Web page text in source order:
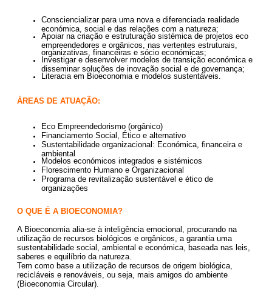
Consciencializar para uma nova e diferenciada realidade
económica, social e das relações com a natureza;
Apoiar na criação e estruturação sistémica de projetos eco
empreendedores e orgânicos, nas vertentes estruturais,
organizativas, financeiras e sócio económicas;
Investigar e desenvolver modelos de transição económica e
disseminar soluções de inovação social e de governança;
Literacia em Bioeconomia e modelos sustentáveis.
ÁREAS DE ATUAÇÃO:
Eco Empreendedorismo (orgânico)
Financiamento Social, Ético e alternativo
Sustentabilidade organizacional: Económica, financeira e
ambiental
Modelos económicos integrados e sistémicos
Florescimento Humano e Organizacional
Programa de revitalização sustentável e ético de
organizações
O QUE É A BIOECONOMIA?
A Bioeconomia alia-se à inteligência emocional, procurando na
utilização de recursos biológicos e orgânicos, a garantia uma
sustentabilidade social, ambiental e económica, baseada nas leis,
saberes e equilíbrio da natureza.
Tem como base a utilização de recursos de origem biológica,
recicláveis e renováveis, ou seja, mais amigos do ambiente
(Bioeconomia Circular).